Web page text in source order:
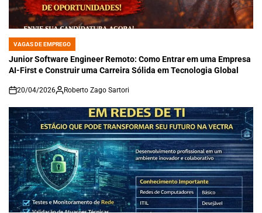
POSTED
IN
VAGAS DE EMPREGO
Junior Software Engineer Remoto: Como Entrar em uma Empresa
AI-First e Construir uma Carreira Sólida em Tecnologia Global
on
20/04/2026 Roberto Zago Sartori